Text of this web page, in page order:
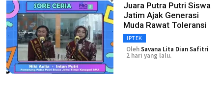
Juara Putra Putri Siswa
Jatim Ajak Generasi
Muda Rawat Toleransi
IPTEK
OlehSavana Lita Dian Safitri
2 hari yang lalu.